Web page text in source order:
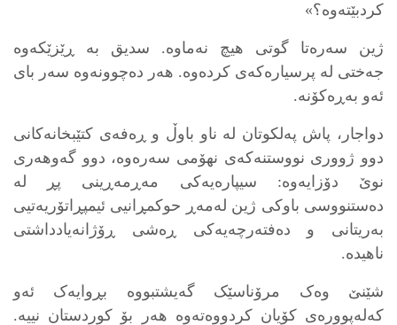
کردبێتەوە؟»
ژین سەرەتا گوتی هیچ نەماوە. سدیق بە ڕێزێکەوە
جەختی لە پرسیارەکەی کردەوە. هەر دەچوونەوە سەر بای
ئەو بەڕەکۆنە.
دواجار، پاش پەلکوتان لە ناو باوڵ و ڕەفەی کتێبخانەکانی
دوو ژووری نووستنەکەی نهۆمی سەرەوە، دوو گەوهەری
نوێ دۆزایەوە: سیپارەیەکی مەڕمەڕینی پڕ لە
دەستنووسی باوکی ژین لەمەڕ حوکمڕانیی ئیمپڕاتۆریەتیی
بەریتانی و دەفتەرچەیەکی ڕەشی ڕۆژانەیادداشتی
ناهیدە.
شێنێ وەک مرۆناسێک گەیشتبووە بڕوایەک ئەو
کەلەپوورەی کۆیان کردووەتەوە هەر بۆ کوردستان نییە.